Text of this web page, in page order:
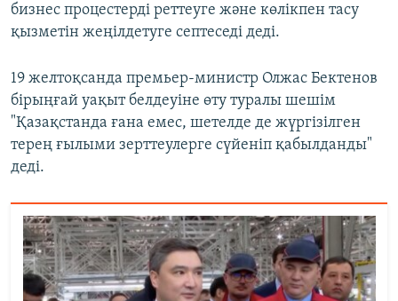
бизнес процестерді реттеуге және көлікпен тасу
қызметін жеңілдетуге септеседі деді.
19 желтоқсанда премьер-министр Олжас Бектенов
бірыңғай уақыт белдеуіне өту туралы шешім
"Қазақстанда ғана емес, шетелде де жүргізілген
терең ғылыми зерттеулерге сүйеніп қабылданды"
деді.